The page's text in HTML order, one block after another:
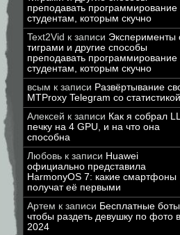
преподавать программирование
студентам, которым скучно
Text2Vid к записи Эксперименты
тиграми и другие способы
преподавать программирование
студентам, которым скучно
всым к записи Развёртывание
MTProxy Telegram со статистикой
Алексей к записи Как я собрал
печку на 4 GPU, и на что она
способна
Любовь к записи Huawei
официально представила
HarmonyOS 7: какие смартфоны
получат её первыми
Артем к записи Бесплатные
чтобы раздеть девушку по фото в
2024